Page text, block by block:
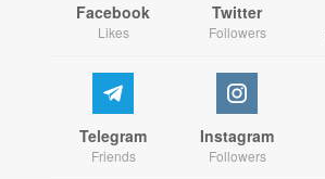
Facebook
Likes
Twitter
Followers
Telegram
Friends
Instagram
Followers